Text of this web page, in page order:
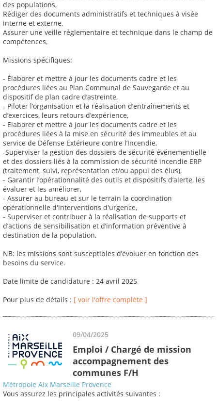
des populations,
Rédiger des documents administratifs et techniques à visée
interne et externe,
Assurer une veille réglementaire et technique dans le champ de
compétences,
Missions spécifiques:
- Élaborer et mettre à jour les documents cadre et les
procédures liées au Plan Communal de Sauvegarde et au
dispositif de plan cadre d’astreinte,
- Piloter l’organisation et la réalisation d’entraînements et
d’exercices, leurs retours d’expérience,
- Elaborer et mettre à jour les documents cadre et les
procédures liées à la mise en sécurité des immeubles et au
service de Défense Extérieure contre l’Incendie,
-Superviser la gestion des dossiers de sécurité événementielle
et des dossiers liés à la commission de sécurité incendie ERP
(traitement, suivi, représentation et/ou appui des élus),
- Garantir l’opérationnalité des outils et dispositifs d’alerte, les
évaluer et les améliorer,
- Assurer au bureau et sur le terrain la coordination
opérationnelle d'interventions d'urgence,
- Superviser et contribuer à la réalisation de supports et
d’actions de sensibilisation et d’information préventive à
destination de la population,
NB: les missions sont susceptibles d’évoluer en fonction des
besoins du service.
Date limite de candidature : 24 avril 2025
Pour plus de détails : [ voir l'offre complète ]
09/04/2025
Emploi / Chargé de mission
accompagnement des
communes F/H
Métropole Aix Marseille Provence
Vous assurez les principales activités suivantes :